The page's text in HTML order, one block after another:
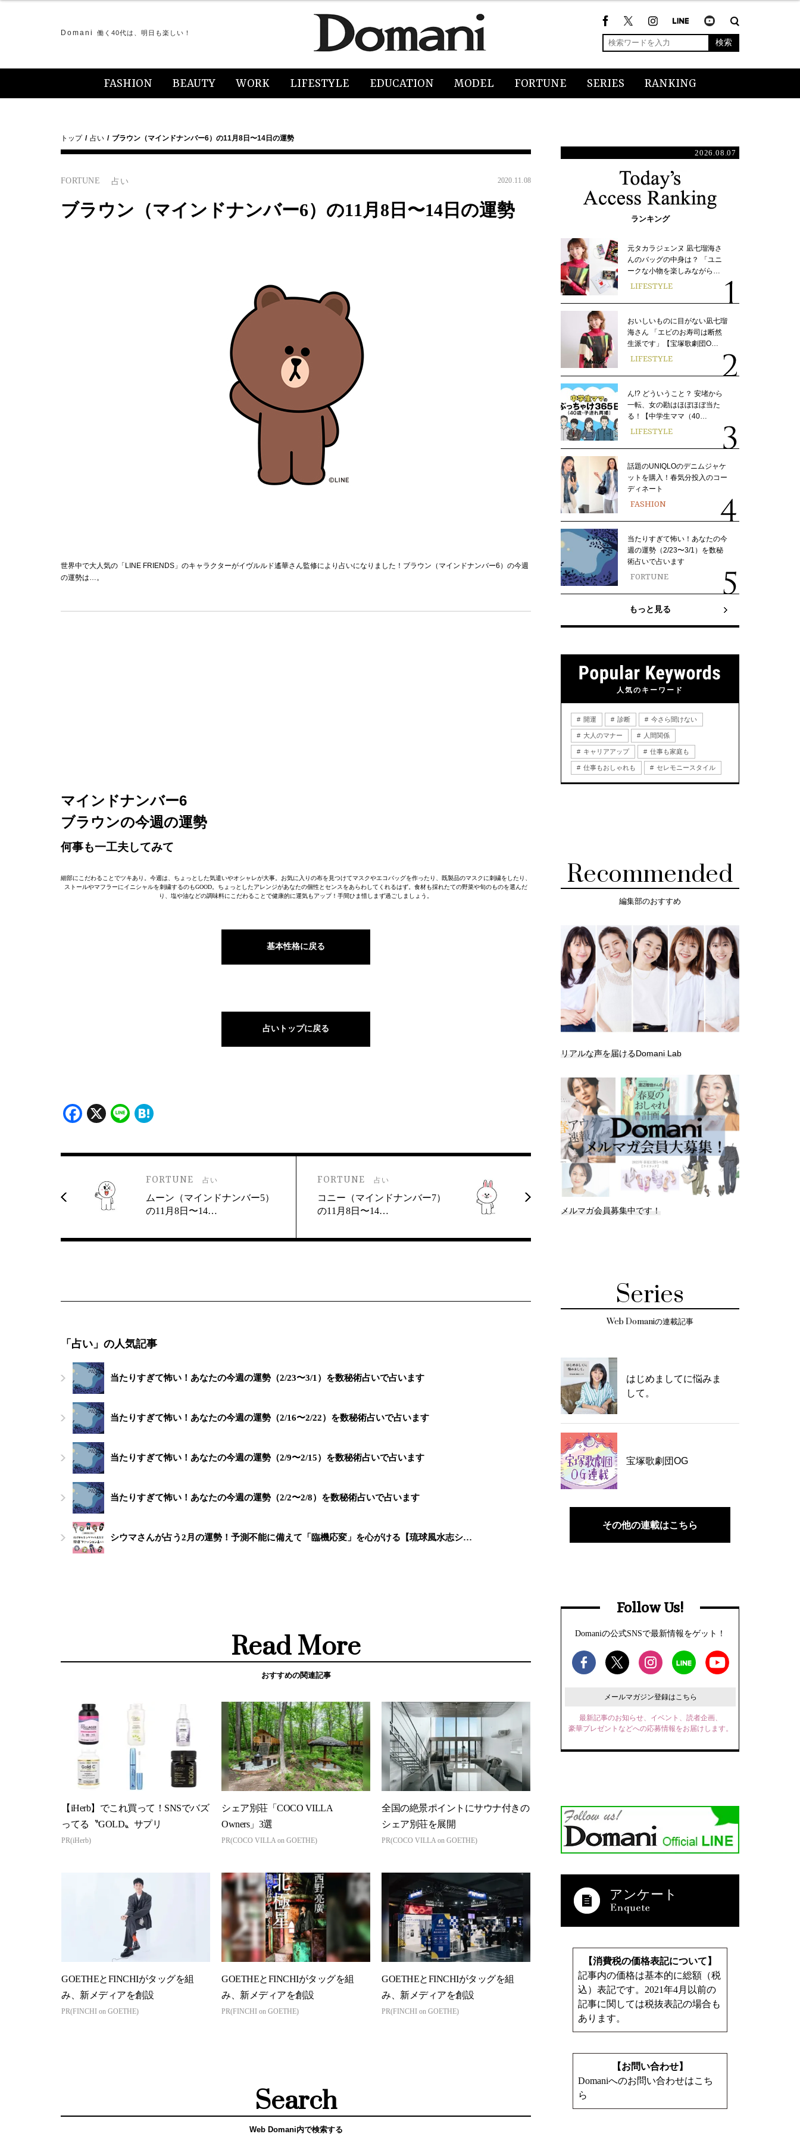
Domani 働く40代は、明日も楽しい！
検索
FASHION BEAUTY WORK LIFESTYLE EDUCATION MODEL FORTUNE SERIES RANKING
トップ 占い ブラウン（マインドナンバー6）の11月8日〜14日の運勢
FORTUNE 占い 2020.11.08
ブラウン（マインドナンバー6）の11月8日〜14日の運勢
世界中で大人気の「LINE FRIENDS」のキャラクターがイヴルルド遙華さん監修により占いになりました！ブラウン（マインドナンバー6）の今週
の運勢は…。
マインドナンバー6
ブラウンの今週の運勢
何事も一工夫してみて
細部にこだわることでツキあり。今週は、ちょっとした気遣いやオシャレが大事。お気に入りの布を見つけてマスクやエコバッグを作ったり、既製品のマスクに刺繍をしたり、
ストールやマフラーにイニシャルを刺繍するのもGOOD。ちょっとしたアレンジがあなたの個性とセンスをあらわしてくれるはず。食材も採れたての野菜や旬のものを選んだ
り、塩や油などの調味料にこだわることで健康的に運気もアップ！手間ひま惜しまず過ごしましょう。
基本性格に戻る
占いトップに戻る
Facebook
X Line
FORTUNE 占い
ムーン（マインドナンバー5）
の11月8日〜14…
FORTUNE 占い
コニー（マインドナンバー7）
の11月8日〜14…
「占い」の人気記事
当たりすぎて怖い！あなたの今週の運勢（2/23〜3/1）を数秘術占いで占います
当たりすぎて怖い！あなたの今週の運勢（2/16〜2/22）を数秘術占いで占います
当たりすぎて怖い！あなたの今週の運勢（2/9〜2/15）を数秘術占いで占います
当たりすぎて怖い！あなたの今週の運勢（2/2〜2/8）を数秘術占いで占います
シウマさんが占う2月の運勢！予測不能に備えて「臨機応変」を心がける【琉球風水志シ…
Read More
おすすめの関連記事
【iHerb】でこれ買って！SNSでバズ
ってる〝GOLD〟サプリ
PR(iHerb)
シェア別荘「COCO VILLA
Owners」3選
PR(COCO VILLA on GOETHE)
全国の絶景ポイントにサウナ付きの
シェア別荘を展開
PR(COCO VILLA on GOETHE)
GOETHEとFINCHIがタッグを組
み、新メディアを創設
PR(FINCHI on GOETHE)
GOETHEとFINCHIがタッグを組
み、新メディアを創設
PR(FINCHI on GOETHE)
GOETHEとFINCHIがタッグを組
み、新メディアを創設
PR(FINCHI on GOETHE)
Search
Web Domani内で検索する
2026.08.07
ランキング
元タカラジェンヌ 凪七瑠海さ
んのバッグの中身は？ 「ユニ
ークな小物を楽しみながら…
LIFESTYLE
おいしいものに目がない凪七瑠
海さん 「エビのお寿司は断然
生派です」【宝塚歌劇団O…
LIFESTYLE
ん!? どういうこと？ 安堵から
一転、女の勘はほぼほぼ当た
る！【中学生ママ（40…
LIFESTYLE
話題のUNIQLOのデニムジャケ
ットを購入！春気分投入のコー
ディネート
FASHION
当たりすぎて怖い！あなたの今
週の運勢（2/23〜3/1）を数秘
術占いで占います
FORTUNE
もっと見る
人気のキーワード
開運 診断 今さら聞けない
大人のマナー 人間関係
キャリアアップ 仕事も家庭も
仕事もおしゃれも セレモニースタイル
Recommended
編集部のおすすめ
リアルな声を届けるDomani Lab
メルマガ会員募集中です！
Series
Web Domaniの連載記事
はじめましてに悩みま
して。
宝塚歌劇団OG
その他の連載はこちら
Follow Us!
Domaniの公式SNSで最新情報をゲット！
メールマガジン登録はこちら
最新記事のお知らせ、イベント、読者企画、
豪華プレゼントなどへの応募情報をお届けします。
アンケート
【消費税の価格表記について】
記事内の価格は基本的に総額（税
込）表記です。2021年4月以前の
記事に関しては税抜表記の場合も
あります。
【お問い合わせ】
Domaniへのお問い合わせはこち
ら